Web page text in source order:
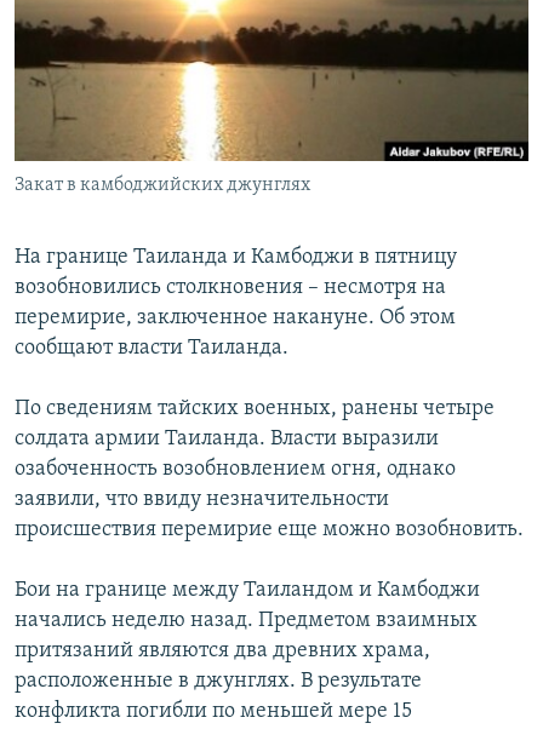
РАСПИСАНИЕ ВЕЩАНИЯ
ПОДПИШИТЕСЬ НА РАССЫЛКУ
Все сайты РСЕ/РС
Закат в камбоджийских джунглях
На границе Таиланда и Камбоджи в пятницу
возобновились столкновения – несмотря на
перемирие, заключенное накануне. Об этом
сообщают власти Таиланда.
По сведениям тайских военных, ранены четыре
солдата армии Таиланда. Власти выразили
озабоченность возобновлением огня, однако
заявили, что ввиду незначительности
происшествия перемирие еще можно возобновить.
Бои на границе между Таиландом и Камбоджи
начались неделю назад. Предметом взаимных
притязаний являются два древних храма,
расположенные в джунглях. В результате
конфликта погибли по меньшей мере 15